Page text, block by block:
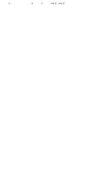
Langchain 강의